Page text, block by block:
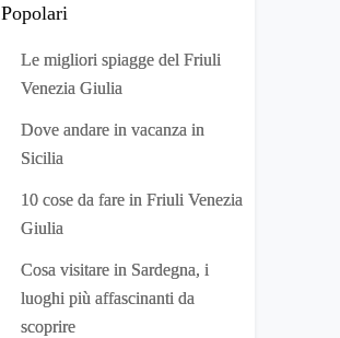
Popolari
Le migliori spiagge del Friuli
Venezia Giulia
Dove andare in vacanza in
Sicilia
10 cose da fare in Friuli Venezia
Giulia
Cosa visitare in Sardegna, i
luoghi più affascinanti da
scoprire